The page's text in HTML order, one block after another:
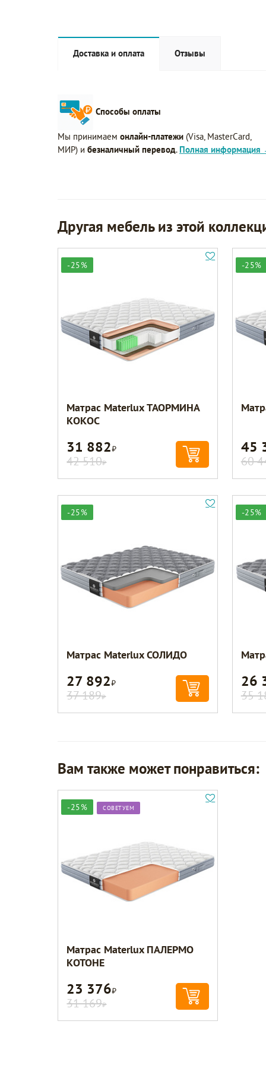
Доставка и оплата Отзывы
Способы оплаты
Мы принимаем онлайн-платежи (Visa, MasterCard,
МИР) и безналичный перевод. Полная
Другая мебель из этой
-25%
Матрас Materlux ТАОРМИНА
КОКОС
31 882Р
42 510Р
-25%
45
60
-25%
Матрас Materlux СОЛИДО
27 892Р
37 189Р
-25%
26
35
Вам также может понравиться:
-25% СОВЕТУЕМ
Матрас Materlux ПАЛЕРМО
КОТОНЕ
23 376Р
31 169Р